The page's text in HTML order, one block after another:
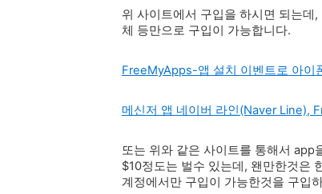
위 사이트에서 구입을 하시면 되는데
체 등만으로 구입이 가능합니다.
FreeMyApps-앱 설치 이벤트로 아이
메신저 앱 네이버 라인(Naver Line),
또는 위와 같은 사이트를 통해서 app
$10정도는 벌수 있는데, 왠만한것은
계정에서만 구입이 가능한것을 구입